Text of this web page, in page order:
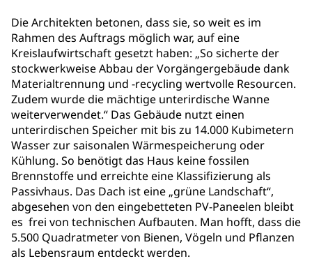
Die Architekten betonen, dass sie, so weit es im
Rahmen des Auftrags möglich war, auf eine
Kreislaufwirtschaft gesetzt haben: „So sicherte der
stockwerkweise Abbau der Vorgängergebäude dank
Materialtrennung und -recycling wertvolle Resourcen.
Zudem wurde die mächtige unterirdische Wanne
weiterverwendet.“ Das Gebäude nutzt einen
unterirdischen Speicher mit bis zu 14.000 Kubimetern
Wasser zur saisonalen Wärmespeicherung oder
Kühlung. So benötigt das Haus keine fossilen
Brennstoffe und erreichte eine Klassifizierung als
Passivhaus. Das Dach ist eine „grüne Landschaft“,
abgesehen von den eingebetteten PV-Paneelen bleibt
es frei von technischen Aufbauten. Man hofft, dass die
5.500 Quadratmeter von Bienen, Vögeln und Pflanzen
als Lebensraum entdeckt werden.